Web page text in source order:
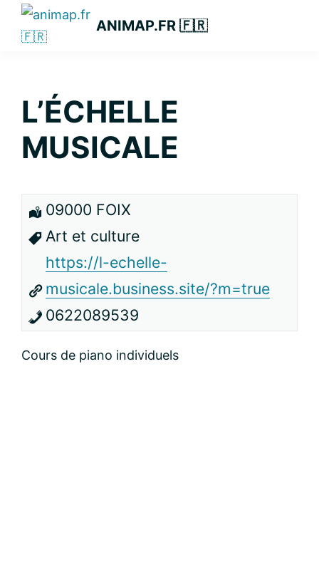
Passer
principale
Passer
Passer
latérale
principale
ANIMAP.FR 🇫🇷
L’ÉCHELLE
MUSICALE
09000 FOIX
Art et culture
https://l-echelle-
musicale.business.site/?m=true
0622089539
Cours de piano individuels